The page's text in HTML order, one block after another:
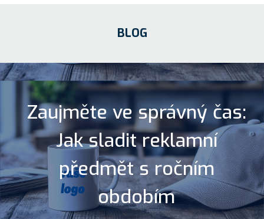
BLOG
Zaujměte ve správný čas:
Jak sladit reklamní
předmět s ročním
obdobím